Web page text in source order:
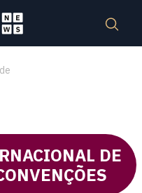
DE